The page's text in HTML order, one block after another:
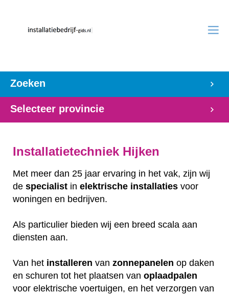
Zoeken
Selecteer provincie
Installatietechniek Hijken
Met meer dan 25 jaar ervaring in het vak, zijn wij
de specialist in elektrische installaties voor
woningen en bedrijven.
Als particulier bieden wij een breed scala aan
diensten aan.
Van het installeren van zonnepanelen op daken
en schuren tot het plaatsen van oplaadpalen
voor elektrische voertuigen, en het verzorgen van